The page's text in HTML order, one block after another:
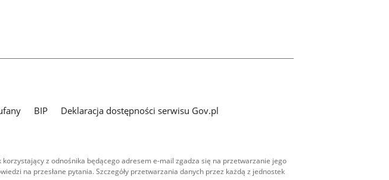
BIP
Deklaracja dostępności serwisu Gov.pl
z odnośnika będącego adresem e-mail zgadza się na przetwarzanie jego
na przesłane pytania. Szczegóły przetwarzania danych przez każdą z jednostek